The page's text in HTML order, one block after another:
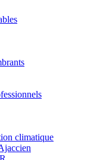
climatique